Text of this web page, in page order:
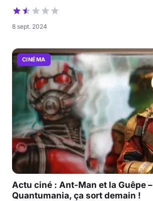
8 sept. 2024
CINÉMA
Actu ciné : Ant-Man et la Guêpe –
Quantumania, ça sort demain !